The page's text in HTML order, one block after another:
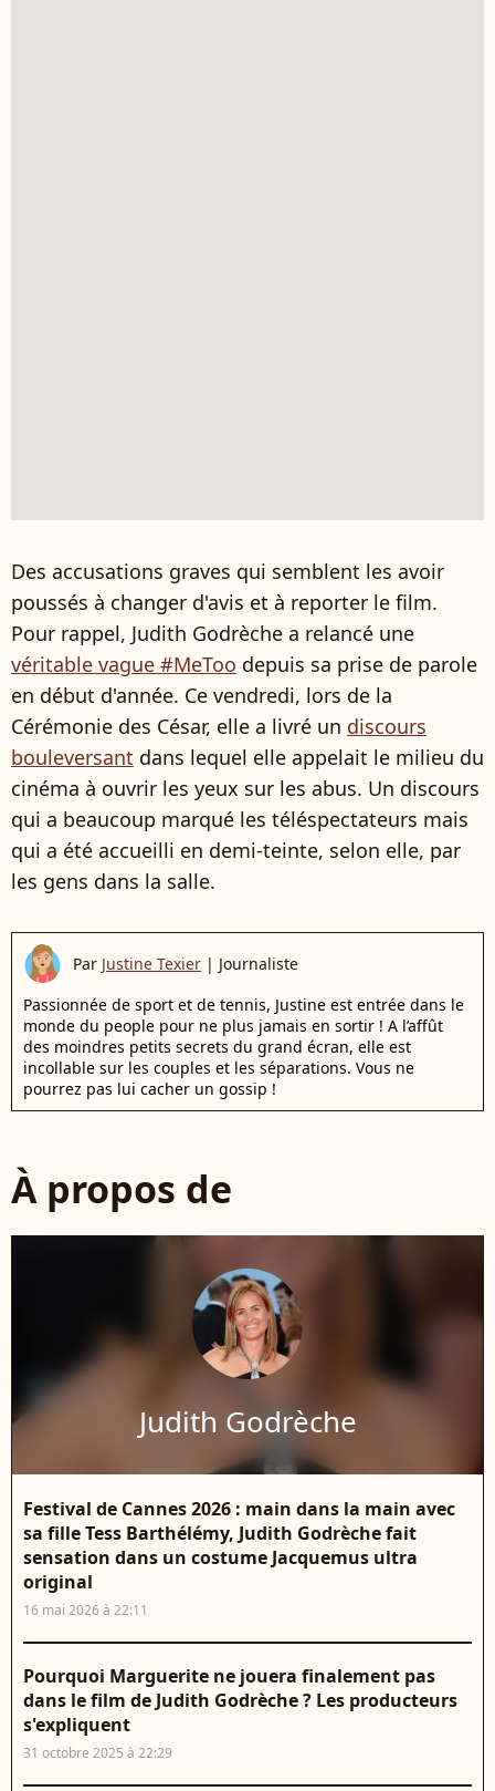
Des accusations graves qui semblent les avoir
poussés à changer d'avis et à reporter le film.
Pour rappel, Judith Godrèche a relancé une
véritable vague #MeToo depuis sa prise de parole
en début d'année. Ce vendredi, lors de la
Cérémonie des César, elle a livré un discours
bouleversant dans lequel elle appelait le milieu du
cinéma à ouvrir les yeux sur les abus. Un discours
qui a beaucoup marqué les téléspectateurs mais
qui a été accueilli en demi-teinte, selon elle, par
les gens dans la salle.
Par Justine Texier | Journaliste
Passionnée de sport et de tennis, Justine est entrée dans le
monde du people pour ne plus jamais en sortir ! A l’affût
des moindres petits secrets du grand écran, elle est
incollable sur les couples et les séparations. Vous ne
pourrez pas lui cacher un gossip !
À propos de
Judith Godrèche
Festival de Cannes 2026 : main dans la main avec
sa fille Tess Barthélémy, Judith Godrèche fait
sensation dans un costume Jacquemus ultra
original
16 mai 2026 à 22:11
Pourquoi Marguerite ne jouera finalement pas
dans le film de Judith Godrèche ? Les producteurs
s'expliquent
31 octobre 2025 à 22:29